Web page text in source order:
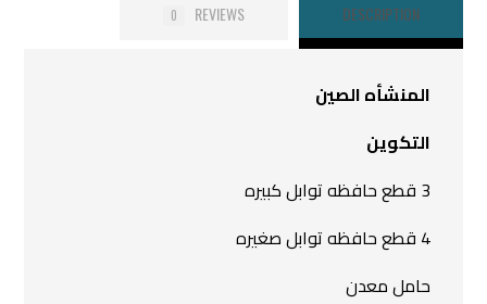
DESCRIPTION
REVIEWS
0
المنشأه الصين
التكوين
3 قطع حافظه توابل كبيره
4 قطع حافظه توابل صغيره
حامل معدن